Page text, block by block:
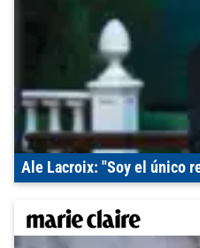
Ale Lacroix: "Soy el único